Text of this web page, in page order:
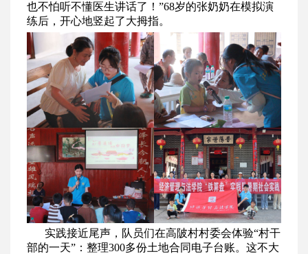
也不怕听不懂医生讲话了！”68岁的张奶奶在模拟演
练后，开心地竖起了大拇指。
实践接近尾声，队员们在高陂村村委会体验“村干
部的一天”：整理300多份土地合同电子台账。这不大